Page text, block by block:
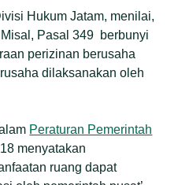
Hukum Jatam, menilai,
Pasal 349 berbunyi
perizinan berusaha
dilaksanakan oleh
Peraturan Pemerintah
menyatakan
ruang dapat